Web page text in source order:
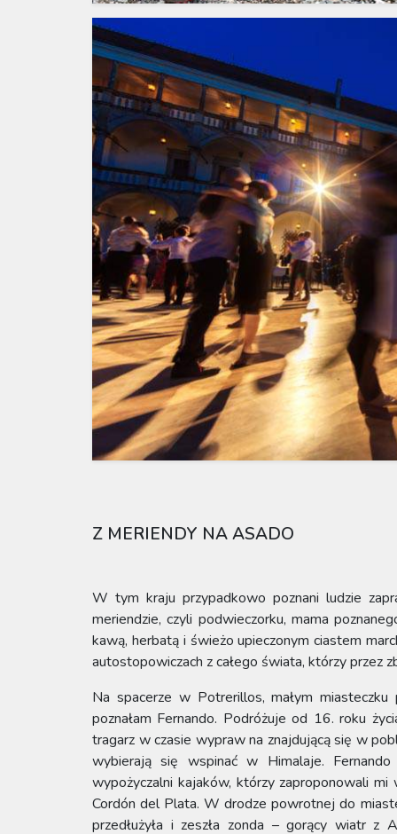
Z MERIENDY NA ASADO
W tym kraju przypadkowo poznani ludzie
meriendzie, czyli podwieczorku, mama
kawą, herbatą i świeżo upieczonym ciastem
autostopowiczach z całego świata, którzy przez
Na spacerze w Potrerillos, małym
poznałam Fernando. Podróżuje od 16. roku
tragarz w czasie wypraw na znajdującą się w
wybierają się wspinać w Himalaje.
wypożyczalni kajaków, którzy zaproponowali
Cordón del Plata. W drodze powrotnej do
przedłużyła i zeszła zonda – gorący wiatr z